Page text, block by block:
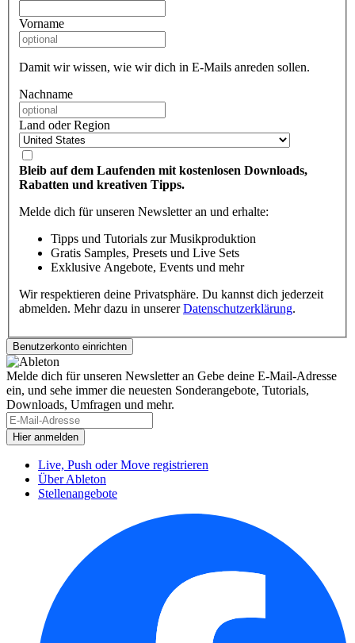
Vorname
Damit wir wissen, wie wir dich in E-Mails anreden sollen.
Nachname
Land oder Region
Bleib auf dem Laufenden mit kostenlosen Downloads,
Rabatten und kreativen Tipps.
Melde dich für unseren Newsletter an und erhalte:
Tipps und Tutorials zur Musikproduktion
Gratis Samples, Presets und Live Sets
Exklusive Angebote, Events und mehr
Wir respektieren deine Privatsphäre. Du kannst dich jederzeit
abmelden. Mehr dazu in unsererDatenschutzerklärung.
Melde dich für unseren Newsletter an Gebe deine E-Mail-Adresse
ein, und sehe immer die neuesten Sonderangebote, Tutorials,
Downloads, Umfragen und mehr.
Live, Push oder Move registrieren
Über Ableton
Stellenangebote